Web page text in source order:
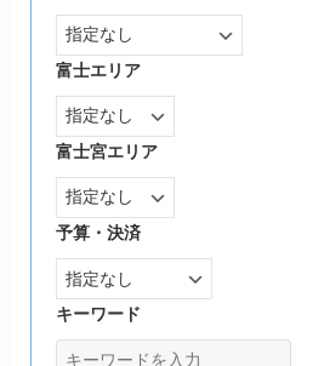
富士エリア
富士宮エリア
予算・決済
キーワード